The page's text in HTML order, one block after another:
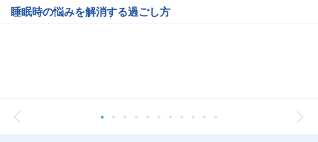
睡眠時の悩みを解消する過ごし方